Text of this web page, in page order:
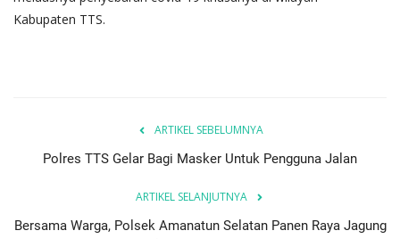
Kabupaten TTS.
ARTIKEL SEBELUMNYA
Polres TTS Gelar Bagi Masker Untuk Pengguna Jalan
ARTIKEL SELANJUTNYA
Bersama Warga, Polsek Amanatun Selatan Panen Raya Jagung